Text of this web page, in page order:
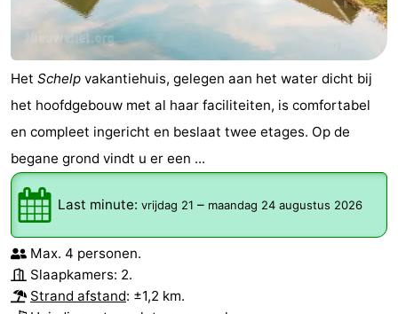
Het Schelp vakantiehuis, gelegen aan het water dicht bij
het hoofdgebouw met al haar faciliteiten, is comfortabel
en compleet ingericht en beslaat twee etages. Op de
begane grond vindt u er een ...
Last minute: vrijdag 21 – maandag 24 augustus 2026
Max. 4 personen.
Slaapkamers: 2.
Strand afstand: ±1,2 km.